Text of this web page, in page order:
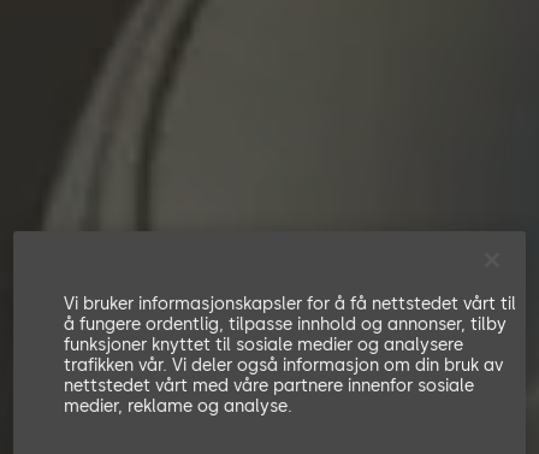
Vi bruker informasjonskapsler for å få nettstedet vårt til
å fungere ordentlig, tilpasse innhold og annonser, tilby
funksjoner knyttet til sosiale medier og analysere
trafikken vår. Vi deler også informasjon om din bruk av
nettstedet vårt med våre partnere innenfor sosiale
medier, reklame og analyse.